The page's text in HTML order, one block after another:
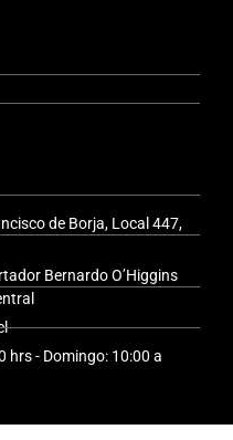
de Borja, Local 447,
Bernardo O’Higgins
hrs - Domingo: 10:00 a